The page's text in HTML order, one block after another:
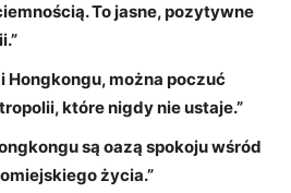
To⁢ jasne, pozytywne
Hongkongu, można poczuć
które ⁢nigdy⁢ nie ustaje.”
są ⁤oazą spokoju⁤ wśród
życia.”